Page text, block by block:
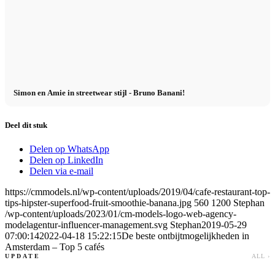
Simon en Amie in streetwear stijl - Bruno Banani!
Deel dit stuk
Delen op WhatsApp
Delen op LinkedIn
Delen via e-mail
https://cmmodels.nl/wp-content/uploads/2019/04/cafe-restaurant-top-
tips-hipster-superfood-fruit-smoothie-banana.jpg 560 1200 Stephan
/wp-content/uploads/2023/01/cm-models-logo-web-agency-
modelagentur-influencer-management.svg Stephan2019-05-29
07:00:142022-04-18 15:22:15De beste ontbijtmogelijkheden in
Amsterdam – Top 5 cafés
UPDATE ALL ›